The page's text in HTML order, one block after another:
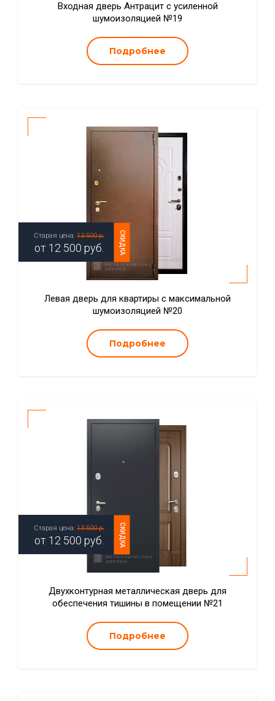
Входная дверь Антрацит с усиленной
шумоизоляцией №19
Подробнее
СКИДКА
Старая цена: 13 500 р.
от 12 500 руб.
Левая дверь для квартиры с максимальной
шумоизоляцией №20
Подробнее
СКИДКА
Старая цена: 13 500 р.
от 12 500 руб.
Двухконтурная металлическая дверь для
обеспечения тишины в помещении №21
Подробнее